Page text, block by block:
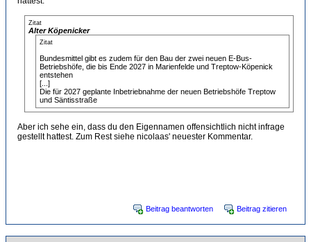
Zitat
Alter Köpenicker
Zitat
Bundesmittel gibt es zudem für den Bau der zwei neuen E-Bus-
Betriebshöfe, die bis Ende 2027 in Marienfelde und Treptow-Köpenick
entstehen
[...]
Die für 2027 geplante Inbetriebnahme der neuen Betriebshöfe Treptow
und Säntisstraße
Aber ich sehe ein, dass du den Eigennamen offensichtlich nicht infrage
gestellt hattest. Zum Rest siehe nicolaas' neuester Kommentar.
Beitrag beantworten Beitrag zitieren